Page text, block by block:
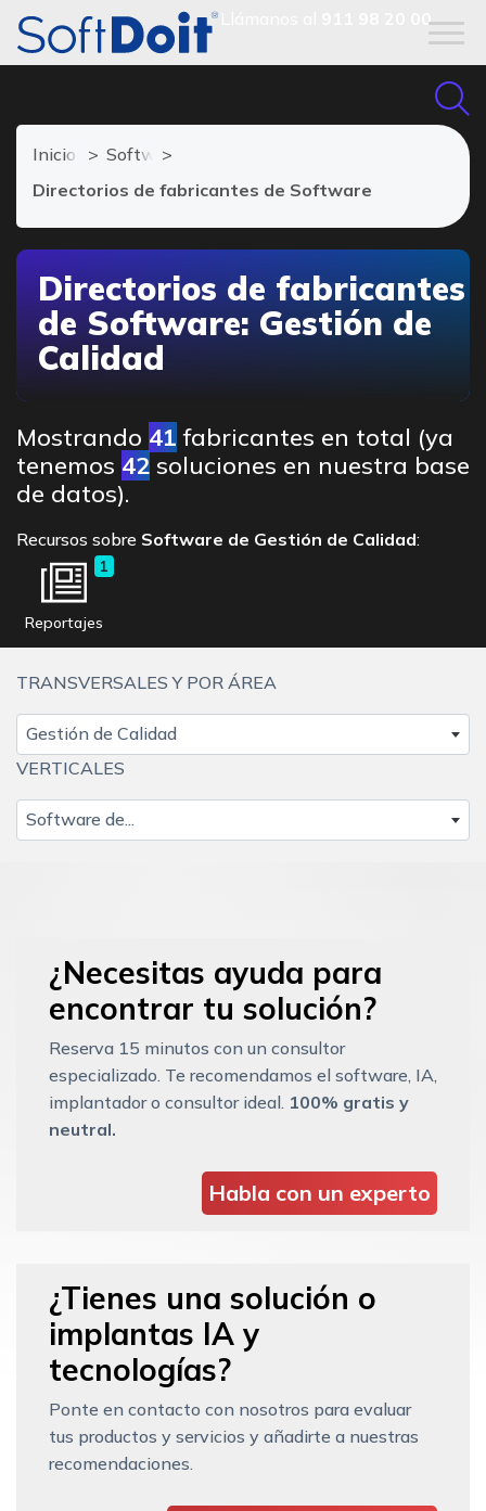
911 98 20 00
Inicio
Software de Gestión de Calidad
Directorios de fabricantes de Software
Directorios de fabricantes
de Software: Gestión de
Calidad
Mostrando 41 fabricantes en total (ya
tenemos 42 soluciones en nuestra base
de datos).
Recursos sobre Software de Gestión de Calidad:
1
Reportajes
TRANSVERSALES Y POR ÁREA
Gestión de Calidad
VERTICALES
Software de...
¿Necesitas ayuda para
encontrar tu solución?
Reserva 15 minutos con un consultor
especializado. Te recomendamos el software, IA,
implantador o consultor ideal. 100% gratis y
neutral.
Habla con un experto
¿Tienes una solución o
implantas IA y
tecnologías?
Ponte en contacto con nosotros para evaluar
tus productos y servicios y añadirte a nuestras
recomendaciones.